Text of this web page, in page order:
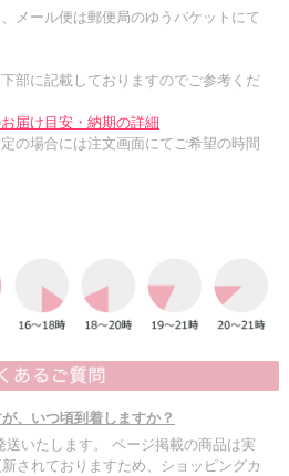
メール便は郵便局のゆうパケットにて
部に記載しておりますのでご参考くだ
届け目安・納期の詳細
の場合には注文画面にてご希望の時間
、いつ頃到着しますか？
いたします。 ページ掲載の商品は実
されておりますため、ショッピングカ